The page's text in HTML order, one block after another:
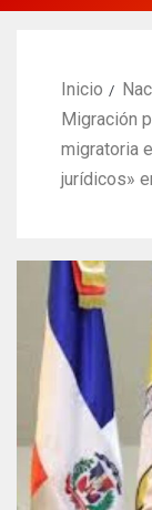
Inicio
Migración
migratoria
jurídicos»